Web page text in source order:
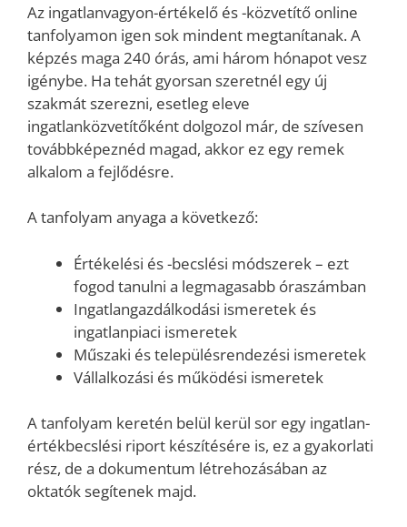
Az ingatlanvagyon-értékelő és -közvetítő online
tanfolyamon igen sok mindent megtanítanak. A
képzés maga 240 órás, ami három hónapot vesz
igénybe. Ha tehát gyorsan szeretnél egy új
szakmát szerezni, esetleg eleve
ingatlanközvetítőként dolgozol már, de szívesen
továbbképeznéd magad, akkor ez egy remek
alkalom a fejlődésre.
A tanfolyam anyaga a következő:
Értékelési és -becslési módszerek – ezt
fogod tanulni a legmagasabb óraszámban
Ingatlangazdálkodási ismeretek és
ingatlanpiaci ismeretek
Műszaki és településrendezési ismeretek
Vállalkozási és működési ismeretek
A tanfolyam keretén belül kerül sor egy ingatlan-
értékbecslési riport készítésére is, ez a gyakorlati
rész, de a dokumentum létrehozásában az
oktatók segítenek majd.